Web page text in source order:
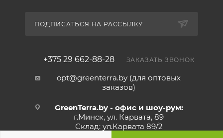
ПОДПИСАТЬСЯ НА РАССЫЛКУ
+375 29 662-88-28 ЗАКАЗАТЬ ЗВОНОК
opt@greenterra.by (для оптовых
заказов)
GreenTerra.by - офис и шоу-рум:
г.Минск, ул. Карвата, 89
Склад: ул.Карвата 89/2